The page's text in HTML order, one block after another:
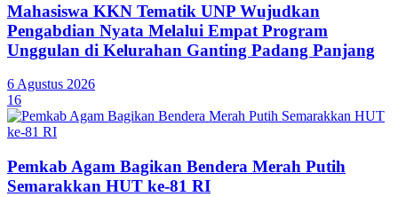
Mahasiswa KKN Tematik UNP Wujudkan
Pengabdian Nyata Melalui Empat Program
Unggulan di Kelurahan Ganting Padang Panjang
6 Agustus 2026
16
Pemkab Agam Bagikan Bendera Merah Putih
Semarakkan HUT ke-81 RI